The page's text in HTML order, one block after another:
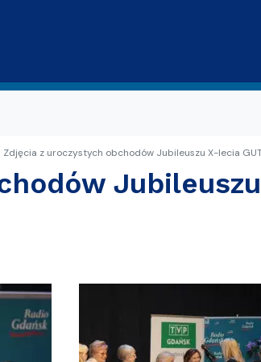
Zdjęcia z uroczystych obchodów Jubileuszu X-lecia